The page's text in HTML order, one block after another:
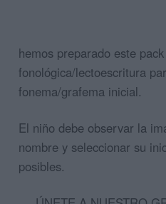
hemos preparado este
fonológica/lectoescritura
fonema/grafema inicial.
El niño debe observar la
nombre y seleccionar su
posibles.